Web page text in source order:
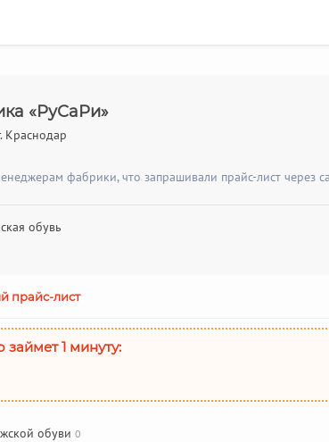
«РуСаРи»
Краснодар
фабрики, что запрашивали прайс-лист через
обувь
прайс-лист
займет 1 минуту:
обуви 0